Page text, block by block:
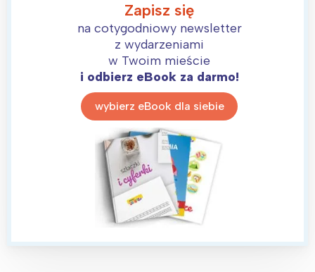
Zapisz się
na cotygodniowy newsletter
z wydarzeniami
w Twoim mieście
i odbierz eBook za darmo!
wybierz eBook dla siebie